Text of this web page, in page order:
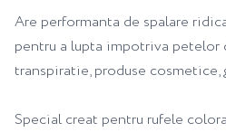
Are performanta de spalare
pentru a lupta impotriva petelor
transpiratie, produse cosmetice,
Special creat pentru rufele